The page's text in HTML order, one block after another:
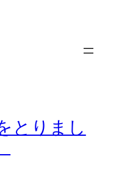
とりまし